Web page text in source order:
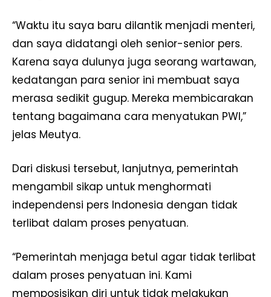
“Waktu itu saya baru dilantik menjadi menteri,
dan saya didatangi oleh senior-senior pers.
Karena saya dulunya juga seorang wartawan,
kedatangan para senior ini membuat saya
merasa sedikit gugup. Mereka membicarakan
tentang bagaimana cara menyatukan PWI,”
jelas Meutya.
Dari diskusi tersebut, lanjutnya, pemerintah
mengambil sikap untuk menghormati
independensi pers Indonesia dengan tidak
terlibat dalam proses penyatuan.
“Pemerintah menjaga betul agar tidak terlibat
dalam proses penyatuan ini. Kami
memposisikan diri untuk tidak melakukan